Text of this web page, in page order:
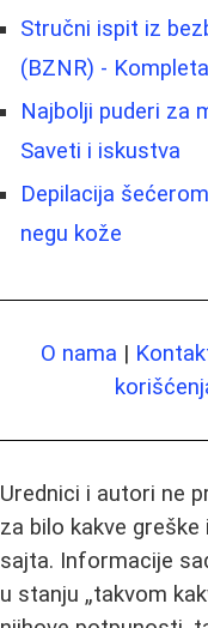
Stručni ispit iz
(BZNR) -
Najbolji puderi za
Saveti i iskustva
Depilacija
negu kože
O nama |
Urednici i autori ne
za bilo kakve
sajta. Informacije
u stanju „takvom